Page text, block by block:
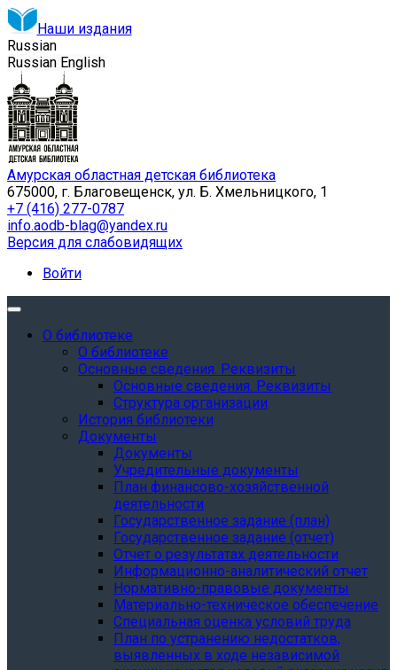
Наши издания
Russian
Russian English
Амурская областная детская библиотека
675000, г. Благовещенск, ул. Б. Хмельницкого, 1
+7 (416) 277-0787
info.aodb-blag@yandex.ru
Версия для слабовидящих
Войти
О библиотеке
О библиотеке
Основные сведения. Реквизиты
Основные сведения. Реквизиты
Структура организации
История библиотеки
Документы
Документы
Учредительные документы
План финансово-хозяйственной
деятельности
Государственное задание (план)
Государственное задание (отчет)
Отчет о результатах деятельности
Информационно-аналитический отчет
Нормативно-правовые документы
Материально-техническое обеспечение
Специальная оценка условий труда
План по устранению недостатков,
выявленных в ходе независимой